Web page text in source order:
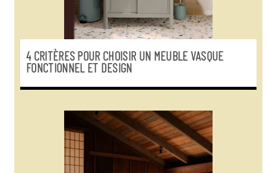
4 CRITÈRES POUR CHOISIR UN MEUBLE VASQUE
FONCTIONNEL ET DESIGN